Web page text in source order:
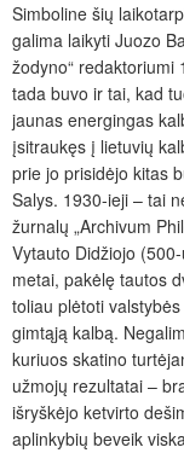
Simboline šių
galima laikyti Juozo
žodyno“ redaktoriumi
tada buvo ir tai, kad
jaunas energingas
įsitraukęs į lietuvių
prie jo prisidėjo kitas
Salys. 1930-ieji – tai
žurnalų „Archivum
Vytauto Didžiojo
metai, pakėlę tautos
toliau plėtoti
gimtąją kalbą.
kuriuos skatino
užmojų rezultatai –
išryškėjo ketvirto
aplinkybių beveik